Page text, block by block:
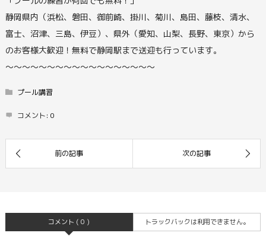
静岡県内（浜松、磐田、御前崎、掛川、菊川、島田、藤枝、清水、
富士、沼津、三島、伊豆）、県外（愛知、山梨、長野、東京）から
のお客様大歓迎！無料で静岡駅まで送迎も行っています。
〜〜〜〜〜〜〜〜〜〜〜〜〜〜〜〜〜〜
プール講習
コメント: 0
コメント ( 0 ) トラックバックは利用できません。